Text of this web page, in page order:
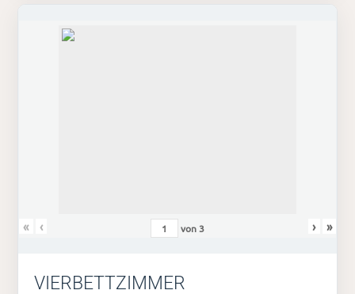
« ‹ von3 › »
VIERBETTZIMMER